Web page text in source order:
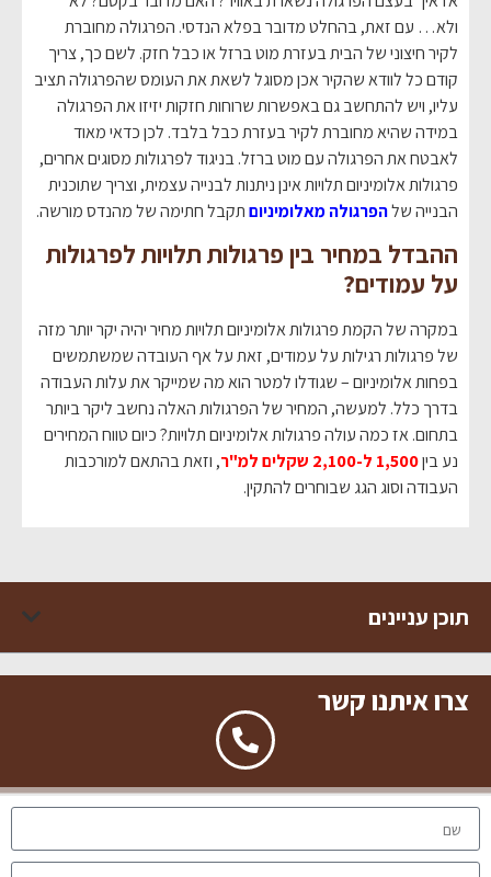
ולא… עם זאת, בהחלט מדובר בפלא הנדסי. הפרגולה מחוברת
לקיר חיצוני של הבית בעזרת מוט ברזל או כבל חזק. לשם כך, צריך
קודם כל לוודא שהקיר אכן מסוגל לשאת את העומס שהפרגולה תציב
עליו, ויש להתחשב גם באפשרות שרוחות חזקות יזיזו את הפרגולה
במידה שהיא מחוברת לקיר בעזרת כבל בלבד. לכן כדאי מאוד
לאבטח את הפרגולה עם מוט ברזל. בניגוד לפרגולות מסוגים אחרים,
פרגולות אלומיניום תלויות אינן ניתנות לבנייה עצמית, וצריך שתוכנית
הבנייה שלהפרגולה מאלומיניוםתקבל חתימה של מהנדס מורשה.
ההבדל במחיר בין פרגולות תלויות לפרגולות
על עמודים?
במקרה של הקמת פרגולות אלומיניום תלויות מחיר יהיה יקר יותר מזה
של פרגולות רגילות על עמודים, זאת על אף העובדה שמשתמשים
בפחות אלומיניום – שגודלו למטר הוא מה שמייקר את עלות העבודה
בדרך כלל. למעשה, המחיר של הפרגולות האלה נחשב ליקר ביותר
בתחום. אז כמה עולה פרגולות אלומיניום תלויות? כיום טווח המחירים
נע בין1,500 ל-2,100 שקלים למ"ר
, וזאת בהתאם למורכבות
העבודה וסוג הגג שבוחרים להתקין.
תוכן עניינים
צרו איתנו קשר